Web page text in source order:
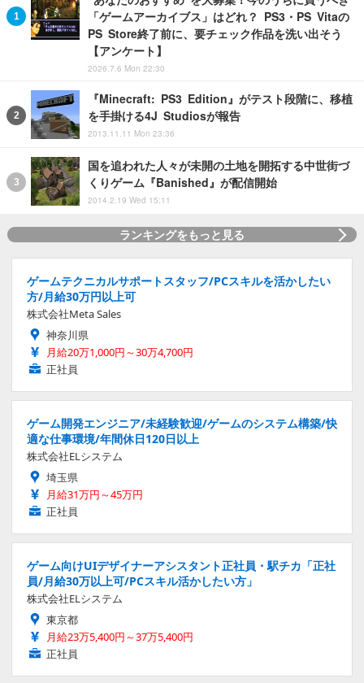
「ゲームアーカイブス」はどれ？ PS3・PS Vitaの
PS Store終了前に、要チェック作品を洗い出そう
【アンケート】
2026.7.6 Mon 22:30
『Minecraft: PS3 Edition』がテスト段階に、移植
を手掛ける4J Studiosが報告
2013.11.11 Mon 23:36
国を追われた人々が未開の土地を開拓する中世街づ
くりゲーム『Banished』が配信開始
2014.2.19 Wed 15:11
ランキングをもっと見る
ゲームテクニカルサポートスタッフ/PCスキルを活かしたい
方/月給30万円以上可
株式会社Meta Sales
神奈川県
月給20万1,000円～30万4,700円
正社員
ゲーム開発エンジニア/未経験歓迎/ゲームのシステム構築/快
適な仕事環境/年間休日120日以上
株式会社ELシステム
埼玉県
月給31万円～45万円
正社員
ゲーム向けUIデザイナーアシスタント正社員・駅チカ「正社
員/月給30万以上可/PCスキル活かしたい方」
株式会社ELシステム
東京都
月給23万5,400円～37万5,400円
正社員